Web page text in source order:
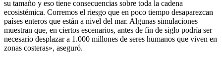
su tamaño y eso tiene consecuencias sobre toda la cadena
ecosistémica. Corremos el riesgo que en poco tiempo desaparezcan
países enteros que están a nivel del mar. Algunas simulaciones
muestran que, en ciertos escenarios, antes de fin de siglo podría ser
necesario desplazar a 1.000 millones de seres humanos que viven en
zonas costeras», aseguró.